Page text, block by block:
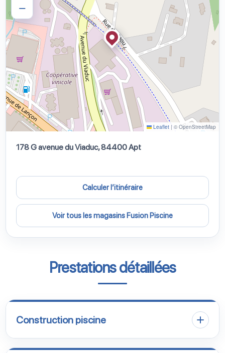
−
Leaflet | © OpenStreetMap
178 G avenue du Viaduc, 84400 Apt
Calculer l’itinéraire
Voir tous les magasins Fusion Piscine
Prestations détaillées
Construction piscine